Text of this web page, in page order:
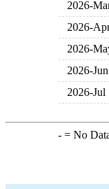
2026-
2026-
2026-
2026-Jun
2026-Jul
-= No